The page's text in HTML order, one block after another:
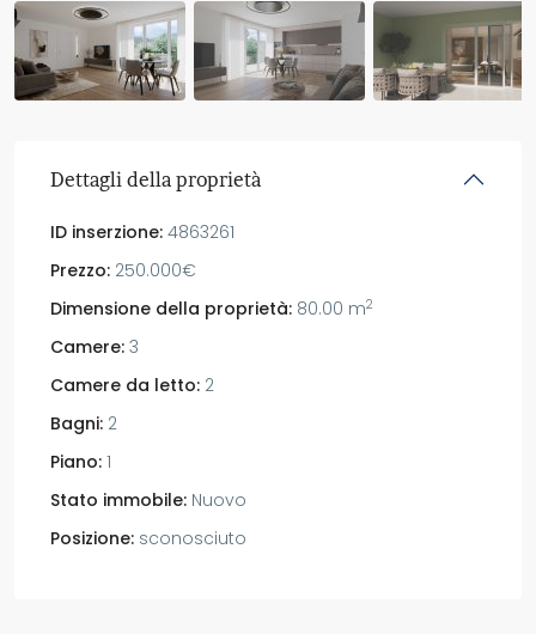
Dettagli della proprietà
ID inserzione: 4863261
Prezzo: 250.000€
Dimensione della proprietà: 80.00 m2
Camere: 3
Camere da letto: 2
Bagni: 2
Piano: 1
Stato immobile: Nuovo
Posizione: sconosciuto